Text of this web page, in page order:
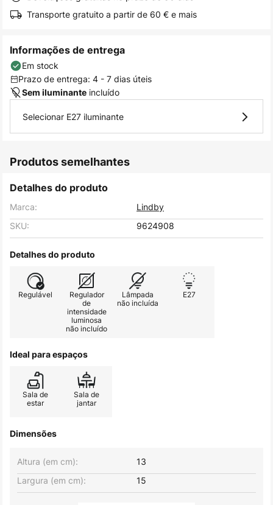
Transporte gratuito a partir de 60 € e mais
Informações de entrega
Em stock
Prazo de entrega: 4 - 7 dias úteis
Sem iluminante incluído
Selecionar E27 iluminante
Produtos semelhantes
Detalhes do produto
Marca:
Lindby
SKU:
9624908
Detalhes do produto
Regulável
Regulador
de
intensidade
luminosa
não incluído
Lâmpada
não incluída
E27
Ideal para espaços
Sala de
estar
Sala de
jantar
Dimensões
Largura (em cm): 15
Altura (em cm): 13